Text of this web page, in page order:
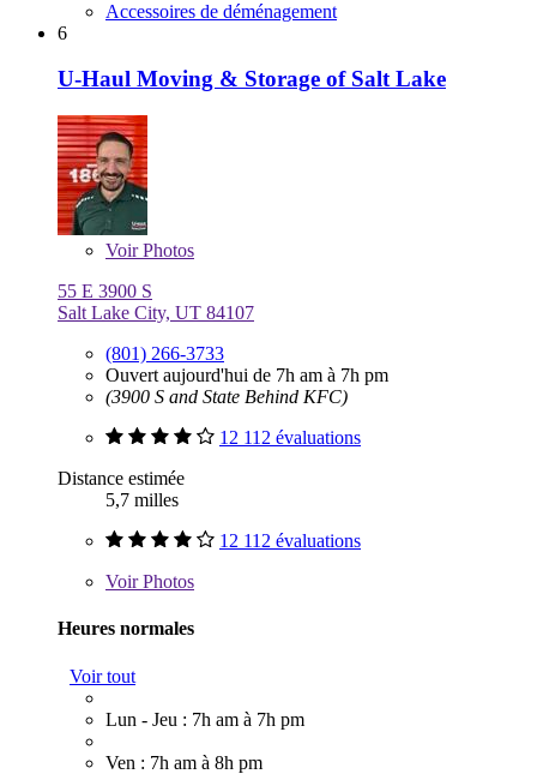
Accessoires de déménagement
6
U-Haul Moving & Storage of Salt Lake
VoirPhotos
55 E 3900 S
Salt Lake City, UT 84107
(801) 266-3733
Ouvert aujourd'hui de 7h am à 7h pm
(3900 S and State Behind KFC)
12 112 évaluations
Distance estimée
5,7 milles
12 112 évaluations
VoirPhotos
Heures normales
Voir tout
Lun - Jeu : 7h am à 7h pm
Ven : 7h am à 8h pm